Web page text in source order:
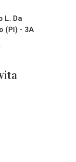
L. Da
(PI) - 3A